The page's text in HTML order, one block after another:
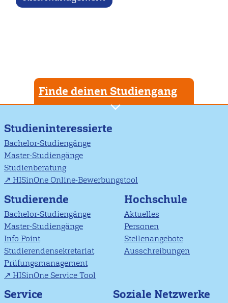
Finde deinen Studiengang
Studieninteressierte
Bachelor-Studiengänge
Master-Studiengänge
Studienberatung
HISinOne Online-Bewerbungstool
Studierende
Bachelor-Studiengänge
Master-Studiengänge
Info Point
Studierendensekretariat
Prüfungsmanagement
HISinOne Service Tool
Hochschule
Aktuelles
Personen
Stellenangebote
Ausschreibungen
Service Soziale Netzwerke